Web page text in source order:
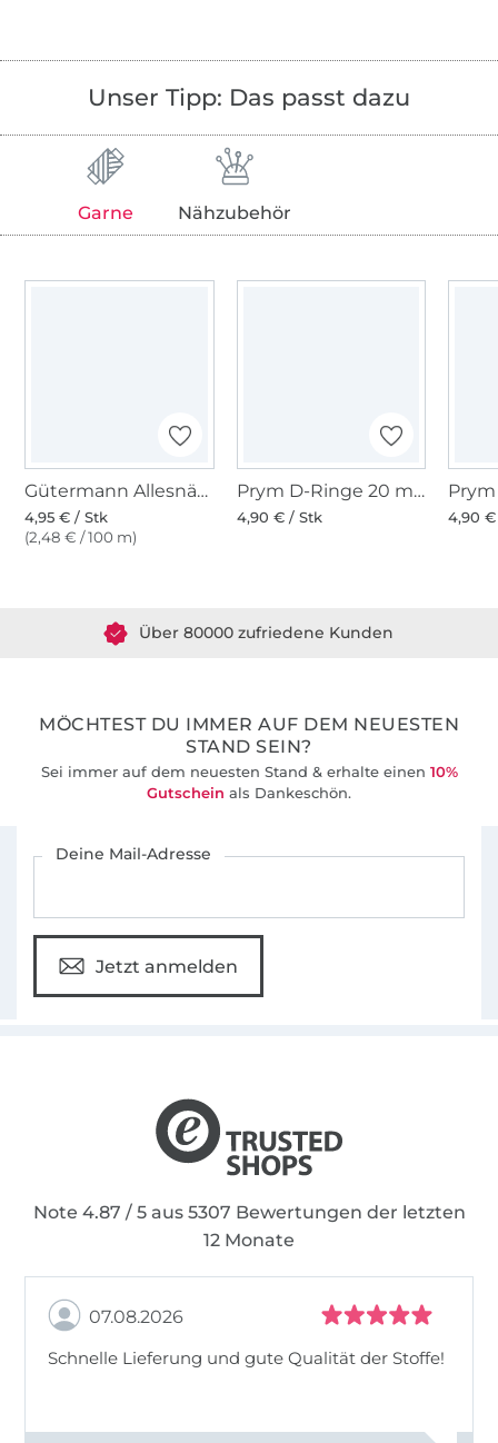
Unser Tipp: Das passt dazu
Garne Nähzubehör
Gütermann Allesnäher (334)kiwigrün
4,95 € / Stk
(2,48 € / 100 m)
Prym D-Ringe 20 mm silber
4,90 € / Stk 4,90
Über 80000 zufriedene Kunden
MÖCHTEST DU IMMER AUF DEM NEUESTEN
STAND SEIN?
Sei immer auf dem neuesten Stand & erhalte einen 10%
Gutschein als Dankeschön.
Deine Mail-Adresse
Jetzt anmelden
Note 4.87 / 5 aus 5307 Bewertungen der letzten
12 Monate
07.08.2026
Schnelle Lieferung und gute Qualität der Stoffe!